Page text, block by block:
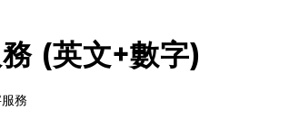
(英文+數字)
務